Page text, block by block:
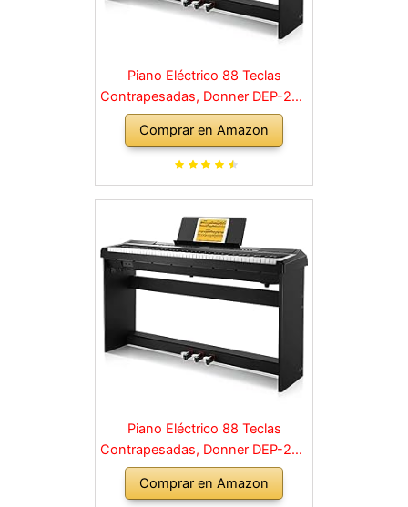
Piano Eléctrico 88 Teclas
Contrapesadas, Donner DEP-20S
Piano Digital 88 Teclas con
Soporte y 3 Pedal para
Principiante, retro, negro
Comprar en Amazon
Piano Eléctrico 88 Teclas
Contrapesadas, Donner DEP-20S
Piano Digital 88 Teclas con
Soporte y 3 Pedal para
Comprar en Amazon